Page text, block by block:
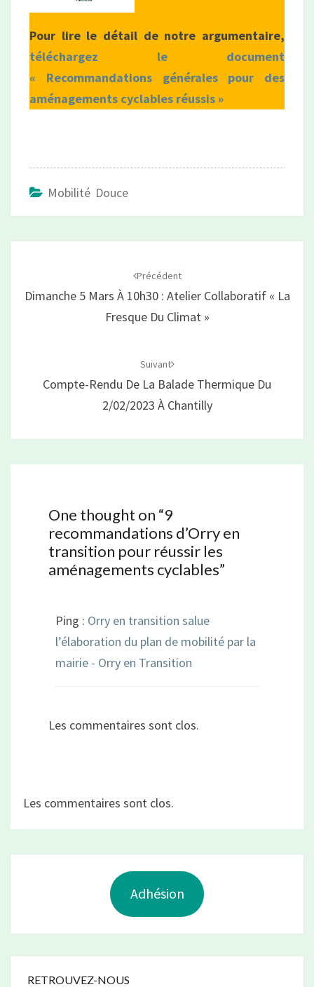
Pour lire le détail de notre argumentaire,
téléchargez le document
« Recommandations générales pour des
aménagements cyclables réussis »
Mobilité Douce
Précédent
Dimanche 5 Mars À 10h30 : Atelier Collaboratif « La
Fresque Du Climat »
Suivant
Compte-Rendu De La Balade Thermique Du
2/02/2023 À Chantilly
One thought on “9
recommandations d’Orry en
transition pour réussir les
aménagements cyclables”
Ping : Orry en transition salue
l’élaboration du plan de mobilité par la
mairie - Orry en Transition
Les commentaires sont clos.
Les commentaires sont clos.
Adhésion
RETROUVEZ-NOUS